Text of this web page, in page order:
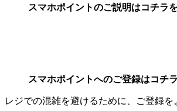
スマホポイントのご説明はコチラ
スマホポイントへのご登録はコチ
レジでの混雑を避けるために、ご登録